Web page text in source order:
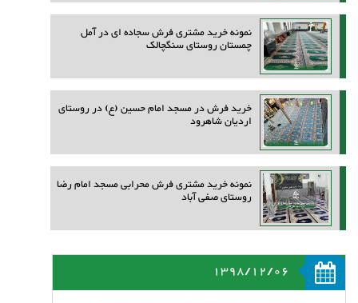
نمونه خرید مشتری فرش سجاده ای در آمل
چمستان روستای سنگچالک
خرید فرش در مسجد امام حسین (ع) در روستای
اردیان شاهرود
نمونه خرید مشتری فرش محرابی مسجد امام رضا
روستای صفی آباد
1398/12/06